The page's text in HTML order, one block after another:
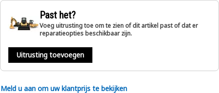
Past het?
Voeg uitrusting toe om te zien of dit artikel past of dat er
reparatieopties beschikbaar zijn.
Uitrusting toevoegen
Meld u aan om uw klantprijs te bekijken